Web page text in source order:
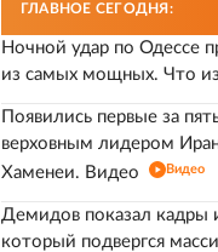
ГЛАВНОЕ СЕГОДНЯ:
Ночной удар по Одессе
из самых мощных. Что
Появились первые за
верховным лидером
Хаменеи. Видео
Видео
Демидов показал кадры
который подвергся